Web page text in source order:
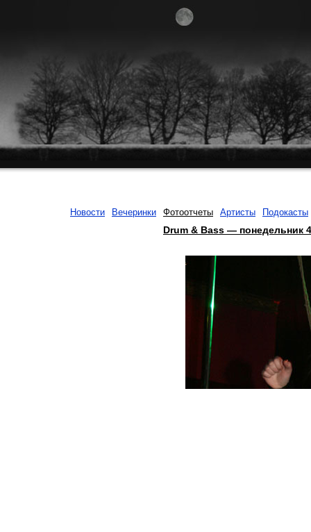
Новости Вечеринки Фотоотчеты Артисты Подокасты
Drum & Bass — понедельник